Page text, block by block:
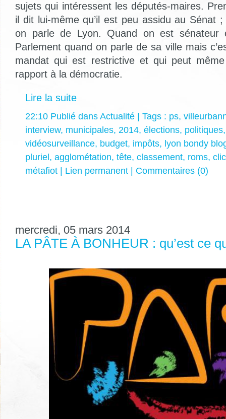
sujets qui intéressent les députés-maires.
il dit lui-même qu’il est peu assidu au Sénat
on parle de Lyon. Quand on est sénateur
Parlement quand on parle de sa ville mais
mandat qui est restrictive et qui peut
rapport à la démocratie.
Lire la suite
22:10 Publié dans Actualité | Tags : ps,
interview, municipales, 2014, élections, politiques
vidéosurveillance, budget, impôts, lyon bondy
pluriel , agglométation, tête, classement, roms, clic
métafiot
Lien permanent Commentaires (0)
mercredi, 05 mars 2014
LA PÂTE À BONHEUR : qu’est ce